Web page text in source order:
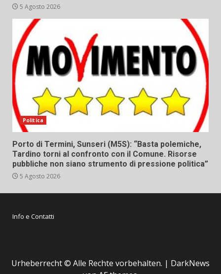
5 Agosto 2026
Politica
Porto di Termini, Sunseri (M5S): “Basta polemiche,
Tardino torni al confronto con il Comune. Risorse
pubbliche non siano strumento di pressione politica”
5 Agosto 2026
Info e Contatti
Urheberrecht © Alle Rechte vorbehalten. | DarkNews